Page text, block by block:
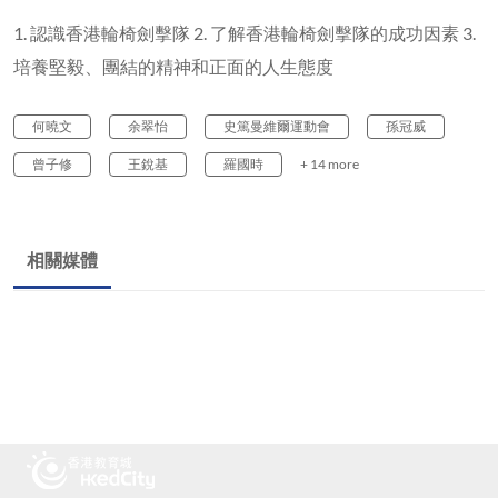
1. 認識香港輪椅劍擊隊 2. 了解香港輪椅劍擊隊的成功因素 3.
培養堅毅、團結的精神和正面的人生態度
何曉文 余翠怡 史篤曼維爾運動會 孫冠威
曾子修 王銳基 羅國時 + 14 more
相關媒體